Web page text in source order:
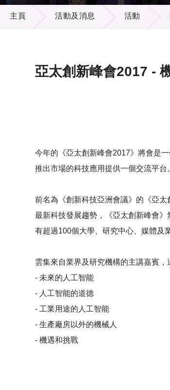
活動及消息
主頁 活動及消息 活動
亞太創新峰會2017 -
今年的《亞太創新峰會2017》將會是
推出市場的科技應用提供一個交流平台
前名為《創新科技亞洲會議》的《亞
最新科技發展趨勢，《亞太創新峰會
有超過100個大學、研究中心、媒體及
雲集來自業界及研究機構的主講嘉賓
- 未來的人工智能
- 人工智能的道德
- 工業用途的人工智能
- 生產廠房以外的機械人
- 機遇和挑戰